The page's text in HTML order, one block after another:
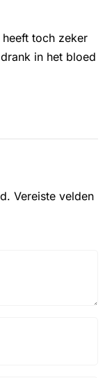
toch zeker
in het bloed
Vereiste velden